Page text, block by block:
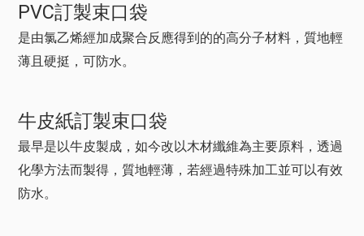
PVC訂製束口袋
是由氯乙烯經加成聚合反應得到的的高分子材料，質地輕
薄且硬挺，可防水。
牛皮紙訂製束口袋
最早是以牛皮製成，如今改以木材纖維為主要原料，透過
化學方法而製得，質地輕薄，若經過特殊加工並可以有效
防水。